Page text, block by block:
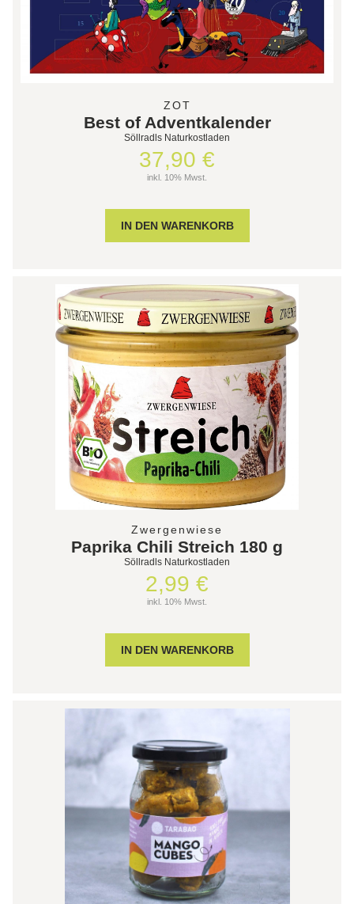
ZOT
Best of Adventkalender
Söllradls Naturkostladen
37,90 €
inkl. 10% Mwst.
Zwergenwiese
Paprika Chili Streich 180 g
Söllradls Naturkostladen
2,99 €
inkl. 10% Mwst.